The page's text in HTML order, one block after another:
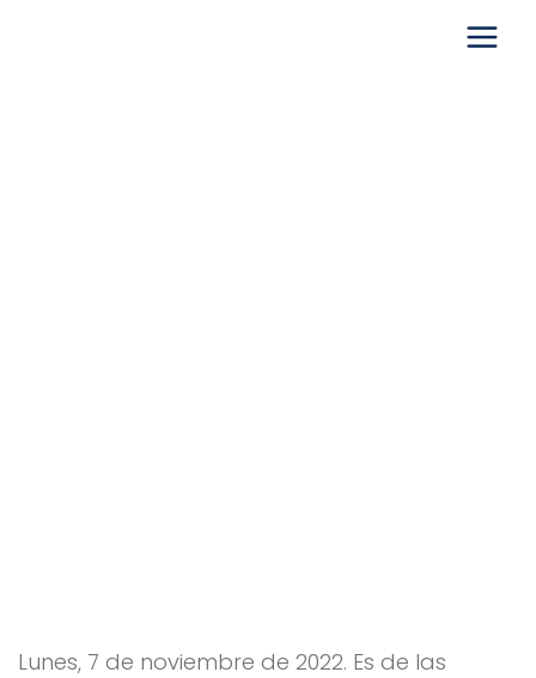
Lunes, 7 de noviembre de 2022. Es de las